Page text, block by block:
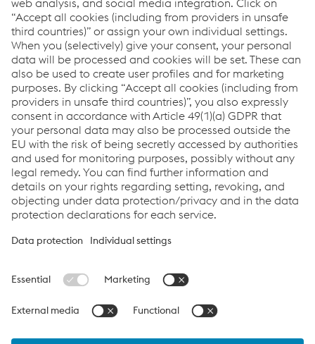
Sostenibilità presso voestalpine Wire Technology
greentec steel (EN)
Links
About us
Certificates
Production sites
Compliance
Data Protection
Cookie settings
Language